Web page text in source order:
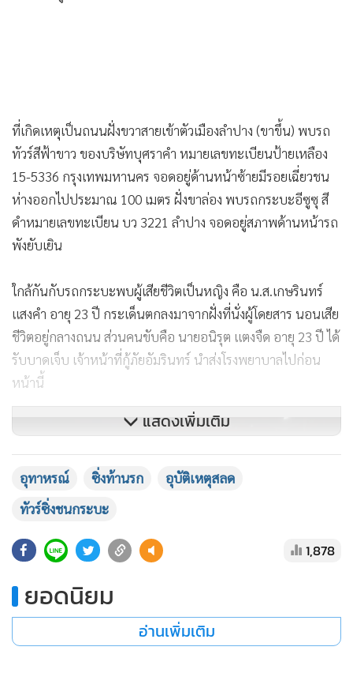
ที่เกิดเหตุเป็นถนนฝั่งขวาสายเข้าตัวเมืองลำปาง (ขาขึ้น) พบรถ
ทัวร์สีฟ้าขาว ของบริษัทบุศราคำ หมายเลขทะเบียนป้ายเหลือง
15-5336 กรุงเทพมหานคร จอดอยู่ด้านหน้าซ้ายมีรอยเฉี่ยวชน
ห่างออกไปประมาณ 100 เมตร ฝั่งขาล่อง พบรถกระบะอีซูซุ สี
ดำหมายเลขทะเบียน บว 3221 ลำปาง จอดอยู่สภาพด้านหน้ารถ
พังยับเยิน
ใกล้กันกับรถกระบะพบผู้เสียชีวิตเป็นหญิง คือ น.ส.เกษรินทร์
แสงคำ อายุ 23 ปี กระเด็นตกลงมาจากฝั่งที่นั่งผู้โดยสาร นอนเสีย
ชีวิตอยู่กลางถนน ส่วนคนขับคือ นายอนิรุต แตงจืด อายุ 23 ปี ได้
รับบาดเจ็บ เจ้าหน้าที่กู้ภัยอัมรินทร์ นำส่งโรงพยาบาลไปก่อน
หน้านี้
แสดงเพิ่มเติม
อุทาหรณ์ ซิ่งท้านรก
อุบัติเหตุสลด
ทัวร์ซิ่งชนกระบะ
1,878
ยอดนิยม
อ่านเพิ่มเติม